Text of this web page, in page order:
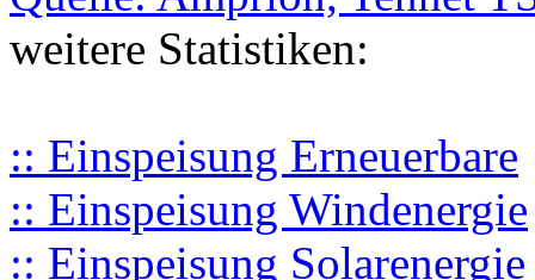
weitere Statistiken:
:: Einspeisung Erneuerbare
:: Einspeisung Windenergie
:: Einspeisung Solarenergie